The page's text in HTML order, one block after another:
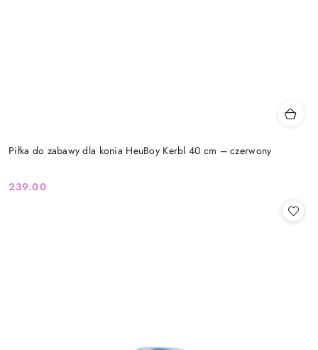
Piłka do zabawy dla konia HeuBoy Kerbl 40 cm – czerwony
Cena:
239.00